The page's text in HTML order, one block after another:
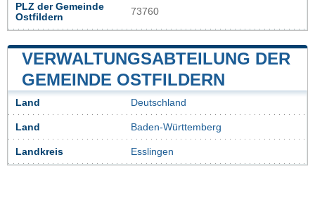
PLZ der Gemeinde
Ostfildern
73760
VERWALTUNGSABTEILUNG DER
GEMEINDE OSTFILDERN
Land Deutschland
Land Baden-Württemberg
Landkreis Esslingen